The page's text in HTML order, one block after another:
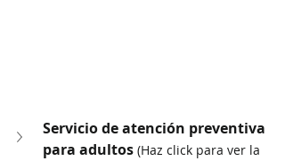
Servicio de atención preventiva
para adultos (Haz click para ver la